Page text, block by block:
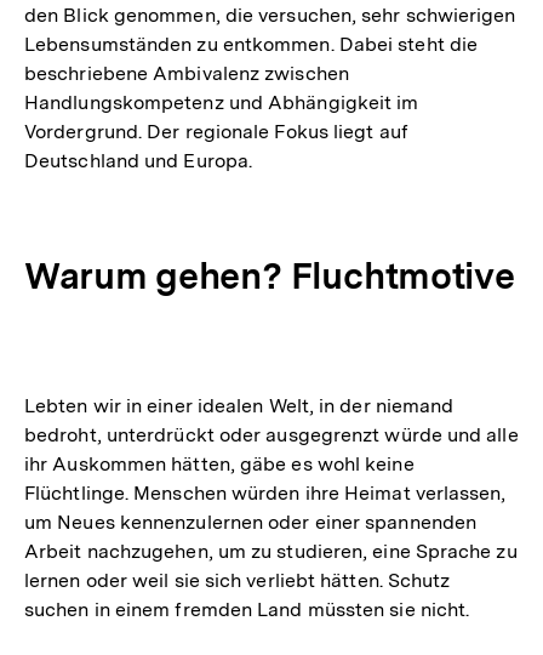
den Blick genommen, die versuchen, sehr schwierigen
Lebensumständen zu entkommen. Dabei steht die
beschriebene Ambivalenz zwischen
Handlungskompetenz und Abhängigkeit im
Vordergrund. Der regionale Fokus liegt auf
Deutschland und Europa.
Warum gehen? Fluchtmotive
Lebten wir in einer idealen Welt, in der niemand
bedroht, unterdrückt oder ausgegrenzt würde und alle
ihr Auskommen hätten, gäbe es wohl keine
Flüchtlinge. Menschen würden ihre Heimat verlassen,
um Neues kennenzulernen oder einer spannenden
Arbeit nachzugehen, um zu studieren, eine Sprache zu
lernen oder weil sie sich verliebt hätten. Schutz
suchen in einem fremden Land müssten sie nicht.